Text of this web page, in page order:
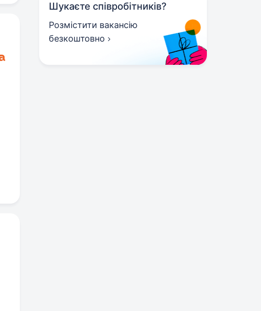
Шукаєте співробітників?
Розмістити вакансію
безкоштовно